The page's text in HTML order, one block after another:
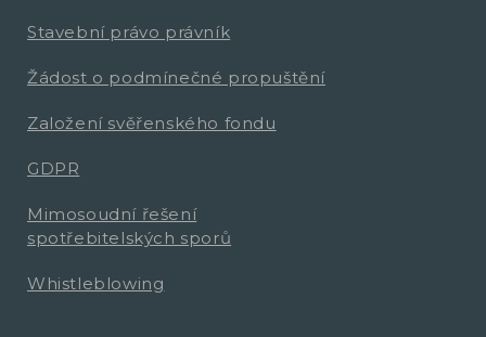
Stavební právo právník
Žádost o podmínečné propuštění
Založení svěřenského fondu
GDPR
Mimosoudní řešení
spotřebitelských sporů
Whistleblowing